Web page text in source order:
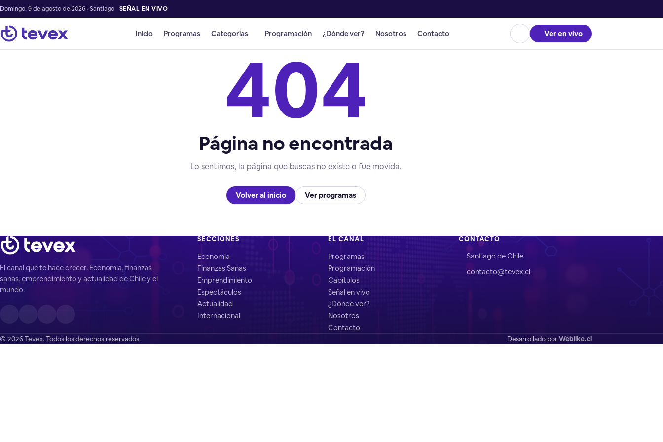
Domingo, 9 de agosto de 2026 · Santiago SEÑAL EN VIVO
Inicio Programas Categorías Programación ¿Dónde ver? Nosotros Contacto Ver en vivo
404
Página no encontrada
Lo sentimos, la página que buscas no existe o fue movida.
Volver al inicio Ver programas
El canal que te hace crecer. Economía, finanzas
sanas, emprendimiento y actualidad de Chile y el
mundo.
SECCIONES
Economía
Finanzas Sanas
Emprendimiento
Espectáculos
Actualidad
Internacional
EL CANAL
Programas
Programación
Capítulos
Señal en vivo
¿Dónde ver?
Nosotros
Contacto
CONTACTO
Santiago de Chile
contacto@tevex.cl
© 2026 Tevex. Todos los derechos reservados. Desarrollado porWeblike.cl